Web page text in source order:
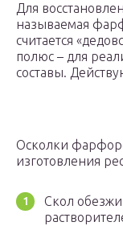
Для
называемая
считается
полюс – для
составы.
Осколки
изготовления
Скол